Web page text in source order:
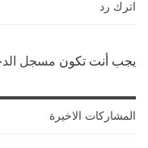
اترك رد
يجب أنت تكون مسجل
المشاركات الاخيرة